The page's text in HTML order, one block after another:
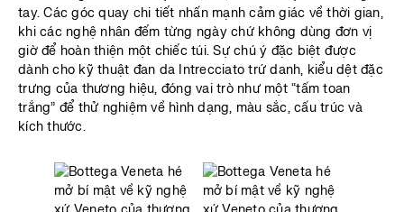
tay. Các góc quay chi tiết nhấn mạnh cảm giác về thời gian,
khi các nghệ nhân đếm từng ngày chứ không dùng đơn vị
giờ để hoàn thiện một chiếc túi. Sự chú ý đặc biệt được
dành cho kỹ thuật đan da Intrecciato trứ danh, kiểu dệt đặc
trưng của thương hiệu, đóng vai trò như một “tấm toan
trắng” để thử nghiệm về hình dạng, màu sắc, cấu trúc và
kích thước.